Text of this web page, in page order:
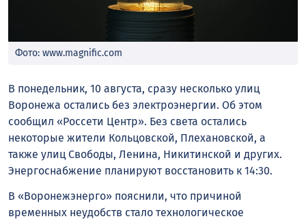
Фото: www.magnific.com
В понедельник, 10 августа, сразу несколько улиц
Воронежа остались без электроэнергии. Об этом
сообщил «Россети Центр». Без света остались
некоторые жители Кольцовской, Плехановской, а
также улиц Свободы, Ленина, Никитинской и других.
Энергоснабжение планируют восстановить к 14:30.
В «Воронежэнерго» пояснили, что причиной
временных неудобств стало технологическое